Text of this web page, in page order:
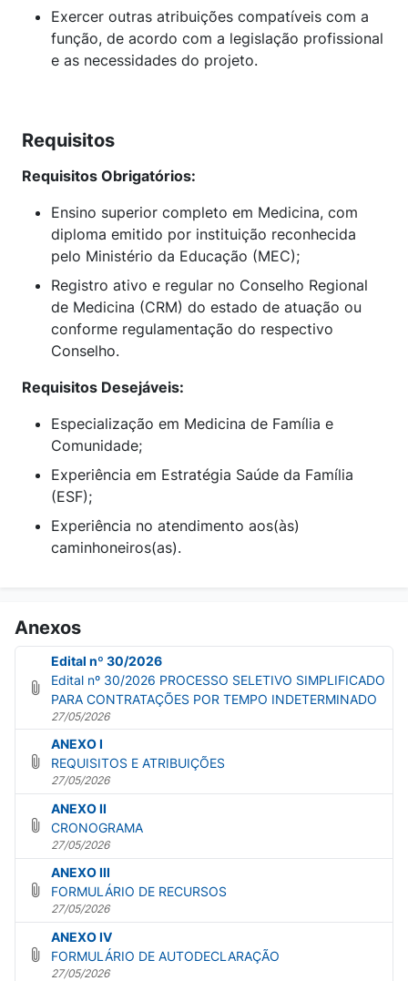
Exercer outras atribuições compatíveis com a
função, de acordo com a legislação profissional
e as necessidades do projeto.
Requisitos
Requisitos Obrigatórios:
Ensino superior completo em Medicina, com
diploma emitido por instituição reconhecida
pelo Ministério da Educação (MEC);
Registro ativo e regular no Conselho Regional
de Medicina (CRM) do estado de atuação ou
conforme regulamentação do respectivo
Conselho.
Requisitos Desejáveis:
Especialização em Medicina de Família e
Comunidade;
Experiência em Estratégia Saúde da Família
(ESF);
Experiência no atendimento aos(às)
caminhoneiros(as).
Anexos
Edital nº 30/2026
Edital nº 30/2026 PROCESSO SELETIVO SIMPLIFICADO
PARA CONTRATAÇÕES POR TEMPO INDETERMINADO
27/05/2026
ANEXO I
REQUISITOS E ATRIBUIÇÕES
27/05/2026
ANEXO II
CRONOGRAMA
27/05/2026
ANEXO III
FORMULÁRIO DE RECURSOS
27/05/2026
ANEXO IV
FORMULÁRIO DE AUTODECLARAÇÃO
27/05/2026